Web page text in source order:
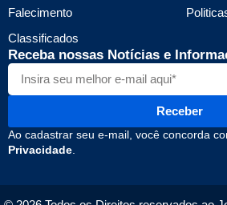
Falecimento
Classificados
Receba nossas Notícias e
Receber
Ao cadastrar seu e-mail, você concorda
Privacidade